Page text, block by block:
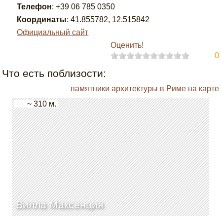
Телефон:+39 06 785 0350
Координаты: 41.855782, 12.515842
Официальный сайт
Оценить!
0
Что есть поблизости:
памятники архитектуры в Риме на карте
Вилла Максенция
~ 310 м.